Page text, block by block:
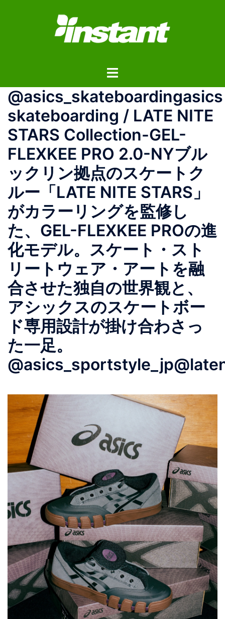
ス
ト
ル
ニ
ュ
ー
@asics_skateboardingasics
skateboarding / LATE NITE
STARS Collection-GEL-
FLEXKEE PRO 2.0-NYブル
ックリン拠点のスケートク
ルー「LATE NITE STARS」
がカラーリングを監修し
た、GEL-FLEXKEE PROの進
化モデル。スケート・スト
リートウェア・アートを融
合させた独自の世界観と、
アシックスのスケートボー
ド専用設計が掛け合わさっ
た一足。​​​​​​​​​​​​​​​​